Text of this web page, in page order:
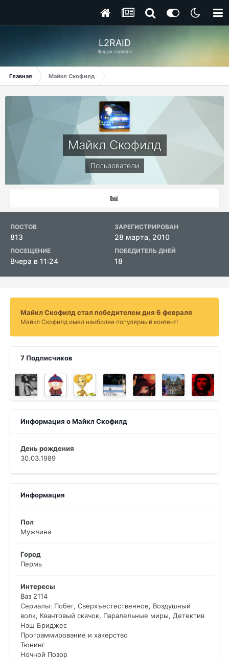
L2RAID
Форум сервера
Главная Майкл Скофилд
Майкл Скофилд
Пользователи
ПОСТОВ
813
ЗАРЕГИСТРИРОВАН
28 марта, 2010
ПОСЕЩЕНИЕ
Вчера в 11:24
ПОБЕДИТЕЛЬ ДНЕЙ
18
Майкл Скофилд стал победителем дня 6 февраля
Майкл Скофилд имел наиболее популярный контент!
7 Подписчиков
Информация о Майкл Скофилд
День рождения
30.03.1989
Информация
Пол
Мужчина
Город
Пермь
Интересы
Ваз 2114
Сериалы: Побег, Сверхъестественное, Воздушный
волк, Квантовый скачок, Паралельные миры, Детектив
Нэш Бриджес
Программирование и хакерство
Тюнинг
Ночной Позор